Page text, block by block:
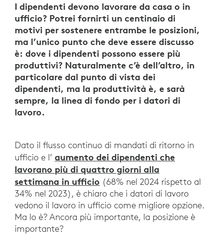
I dipendenti devono lavorare da casa o in
ufficio? Potrei fornirti un centinaio di
motivi per sostenere entrambe le posizioni,
ma l’unico punto che deve essere discusso
è: dove i dipendenti possono essere più
produttivi? Naturalmente c’è dell’altro, in
particolare dal punto di vista dei
dipendenti, ma la produttività è, e sarà
sempre, la linea di fondo per i datori di
lavoro.
Dato il flusso continuo di mandati di ritorno in
ufficio e l’ aumento dei dipendenti che
lavorano più di quattro giorni alla
settimana in ufficio (68% nel 2024 rispetto al
34% nel 2023), è chiaro che i datori di lavoro
vedono il lavoro in ufficio come migliore opzione.
Ma lo è? Ancora più importante, la posizione è
importante?